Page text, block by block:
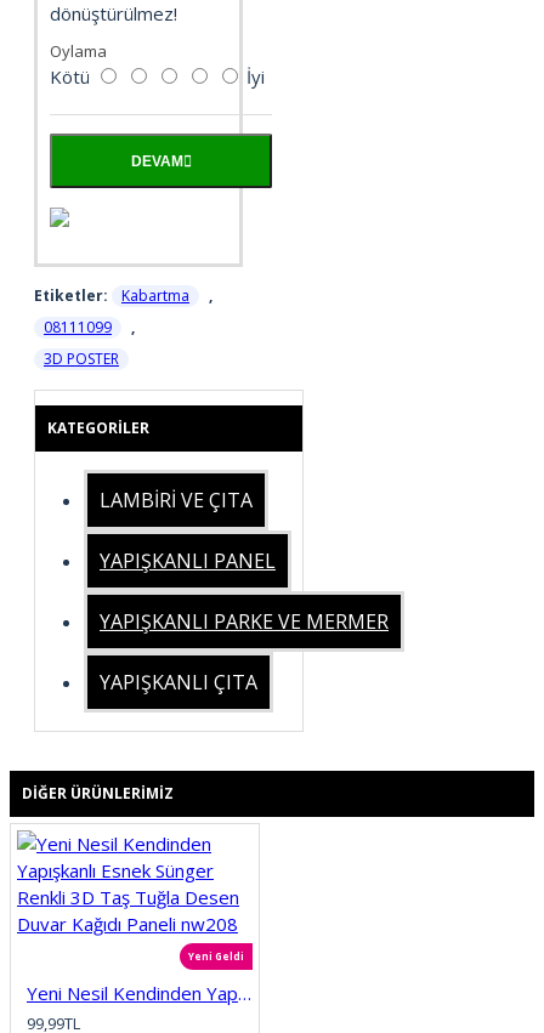
dönüştürülmez!
Oylama
Kötü İyi
DEVAM
Etiketler: Kabartma
,
08111099
,
3D POSTER
KATEGORILER
LAMBİRİ VE ÇITA
YAPIŞKANLI PANEL
YAPIŞKANLI PARKE VE MERMER
YAPIŞKANLI ÇITA
DIĞER ÜRÜNLERIMIZ
Yeni Geldi
Yeni Nesil Kendinden Yapışkanlı Esnek Sünger Renkli 3D Taş Tuğla Desen Duvar Kağıdı Paneli nw208
99,99TL